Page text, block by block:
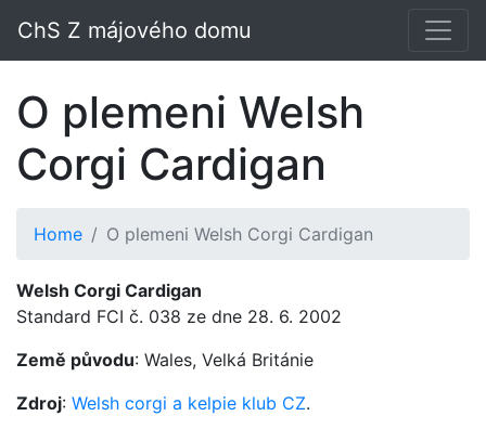
ChS Z májového domu
O plemeni Welsh
Corgi Cardigan
Home O plemeni Welsh Corgi Cardigan
Welsh Corgi Cardigan
Standard FCI č. 038 ze dne 28. 6. 2002
Země původu: Wales, Velká Británie
Zdroj: Welsh corgi a kelpie klub CZ.